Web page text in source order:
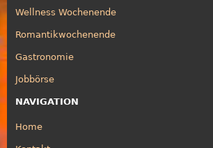
Wellness Wochenende
Romantikwochenende
Gastronomie
Jobbörse
NAVIGATION
Home